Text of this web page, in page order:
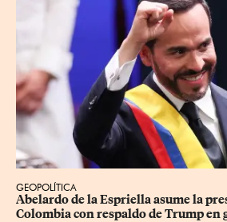
GEOPOLÍTICA
Abelardo de la Espriella asume la
Colombia con respaldo de Trump en